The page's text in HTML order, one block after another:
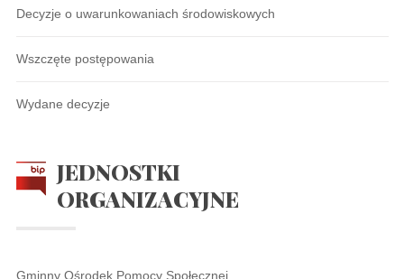
Decyzje o uwarunkowaniach środowiskowych
Wszczęte postępowania
Wydane decyzje
JEDNOSTKI
ORGANIZACYJNE
Gminny Ośrodek Pomocy Społecznej